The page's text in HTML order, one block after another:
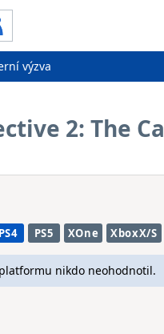
výzva
2: The
PS4 PS5 XOne XboxX/S
nikdo neohodnotil.